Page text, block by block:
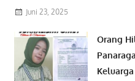
Juni 23, 2025
Orang